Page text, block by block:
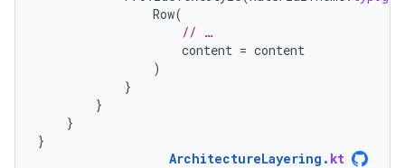
Row(
// …
content = content
)
}
}
}
}
ArchitectureLayering . kt